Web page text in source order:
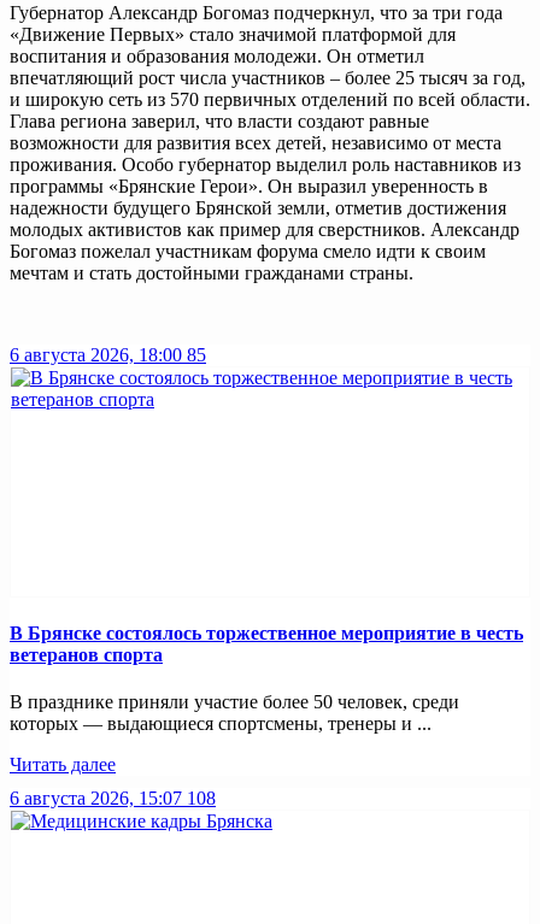
Губернатор Александр Богомаз подчеркнул, что за три года
«Движение Первых» стало значимой платформой для
воспитания и образования молодежи. Он отметил
впечатляющий рост числа участников – более 25 тысяч за год,
и широкую сеть из 570 первичных отделений по всей области.
Глава региона заверил, что власти создают равные
возможности для развития всех детей, независимо от места
проживания. Особо губернатор выделил роль наставников из
программы «Брянские Герои». Он выразил уверенность в
надежности будущего Брянской земли, отметив достижения
молодых активистов как пример для сверстников. Александр
Богомаз пожелал участникам форума смело идти к своим
мечтам и стать достойными гражданами страны.
6 августа 2026, 18:00 85
В Брянске состоялось торжественное мероприятие в честь
ветеранов спорта
В празднике приняли участие более 50 человек, среди
которых — выдающиеся спортсмены, тренеры и ...
Читать далее
6 августа 2026, 15:07 108